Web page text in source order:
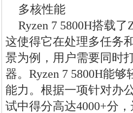
多核性能
Ryzen 7 5800H搭载
这使得它在处理多任务
景为例，用户需要同时
器。Ryzen 7 5800H能
能力。根据一项针对办
试中得分高达4000+分，